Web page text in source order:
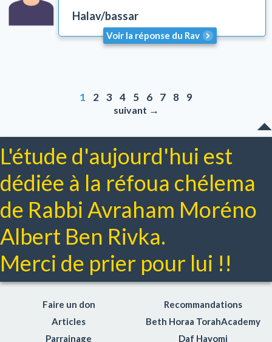
Halav/bassar
Voir la réponse du Rav
1 2 3 4 5 6 7 8 9
suivant →
L'étude d'aujourd'hui est
dédiée à la réfoua chélema
de Rabbi Avraham Moréno
Albert Ben Rivka.
Merci de prier pour lui !!
Faire un don
Articles
Parrainage
Recommandations
Beth Horaa TorahAcademy
Daf Hayomi